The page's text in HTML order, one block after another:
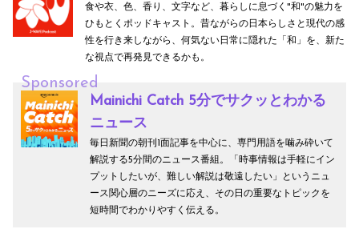
食や衣、色、香り、文字など、暮らしに息づく"和"の魅力を
ひもとくポッドキャスト。昔ながらの日本らしさと現代の感
性を行き来しながら、何気ない日常に隠れた「和」を、新た
な視点で再発見できるかも。
Sponsored
Mainichi Catch 5分でサクッとわかる
ニュース
毎日新聞の朝刊1面記事を中心に、専門用語を噛み砕いて
解説する5分間のニュース番組。「時事情報は手軽にイン
プットしたいが、難しい解説は敬遠したい」というニュ
ース関心層のニーズに応え、その日の重要なトピックを
短時間でわかりやすく伝える。